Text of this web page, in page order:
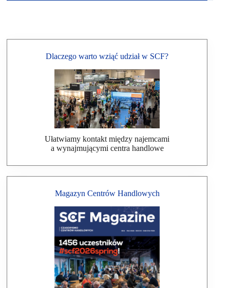
Dlaczego warto wziąć udział w SCF?
Ułatwiamy kontakt między najemcami
a wynajmującymi centra handlowe
Magazyn Centrów Handlowych